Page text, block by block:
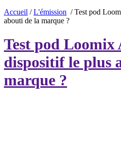
Accueil /L'émission /Test pod
abouti de la marque ?
Test pod Loomix
dispositif le plus
marque ?